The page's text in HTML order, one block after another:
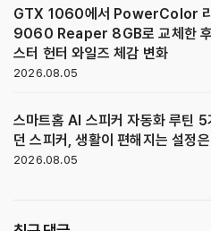
GTX 1060에서 PowerColor
9060 Reaper 8GB로 교체한 후
스터 헌터 와일즈 체감 변화
2026.08.05
스마트홈 AI 스피커 자동화 루틴 5
던 스피커, 생활이 편해지는 설정
2026.08.05